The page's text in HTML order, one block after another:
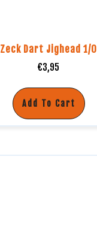
Zeck Dart Jighead 1/0
€3,95
Add To Cart